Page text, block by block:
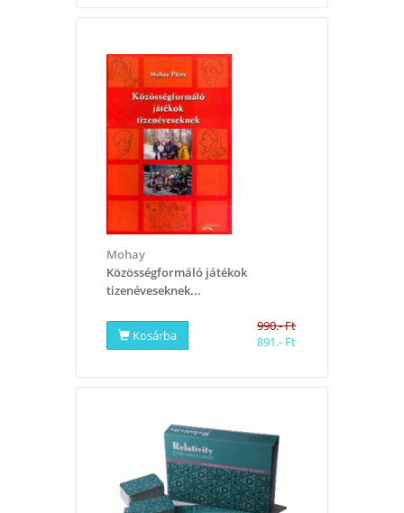
Mohay
Közösségformáló játékok
tizenéveseknek...
Kosárba
990.- Ft
891.- Ft